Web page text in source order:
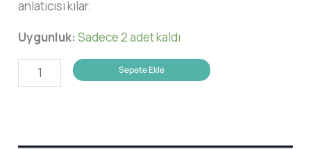
anlatıcısı kılar.
Uygunluk: Sadece 2 adet kaldı
Baştankara
Küpe
Sepete Ekle